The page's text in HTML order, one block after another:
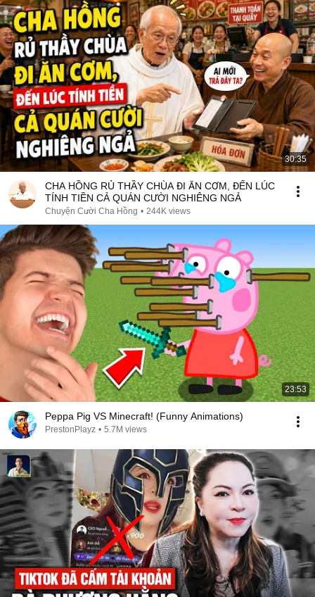
30:35
CHA HỒNG RỦ THẦY CHÙA ĐI ĂN CƠM, ĐẾN LÚC
TÍNH TIỀN CẢ QUÁN CƯỜI NGHIÊNG NGẢ
Chuyện Cười Cha Hồng • 244K views
23:53
Peppa Pig VS Minecraft! (Funny Animations)
PrestonPlayz • 5.7M views